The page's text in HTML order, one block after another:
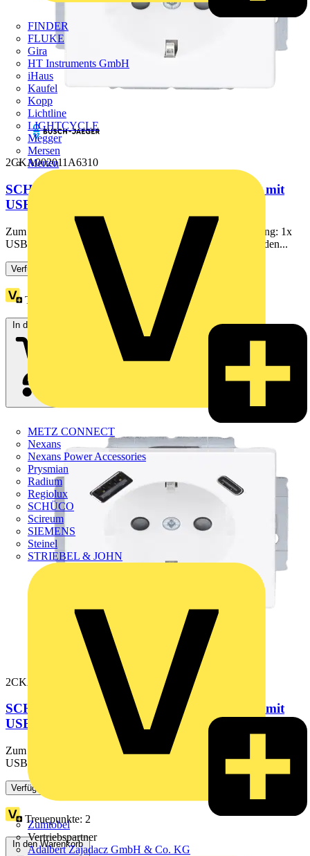
FINDER
FLUKE
Gira
HT Instruments GmbH
iHaus
Kaufel
Kopp
Lichtline
LIGHTCYCLE
Megger
Mersen
Merten
METZ CONNECT
Nexans
Nexans Power Accessories
Prysmian
Radium
Regiolux
SCHÜCO
Scireum
SIEMENS
Steinel
STRIEBEL & JOHN
Zumtobel
Vertriebspartner
Adalbert Zajadacz GmbH & Co. KG
2CKA002011A6310
SCHUKO® USB-Steckdosen-Einsatz Safety+ mit
USB A/C studioweiß matt -
Zum Anschließen von elektrischen Verbrauchern. Ausstattung: 1x
USB-A und 1x USB-C. Der USB-Anschluss dient zum Laden...
Verfügbar: 3 Händler
Treuepunkte:
In den Warenkorb
2CKA002011A6306
SCHUKO® USB-Steckdosen-Einsatz Safety+ mit
USB A/C studioweiß - Plattform...
Zum Anschließen von elektrischen Verbrauchern. Ausstattung: 1x
USB-A und 1x USB-C. Der USB-Anschluss dient zum Laden...
Verfügbar: 3 Händler
Treuepunkte: 2
In den Warenkorb